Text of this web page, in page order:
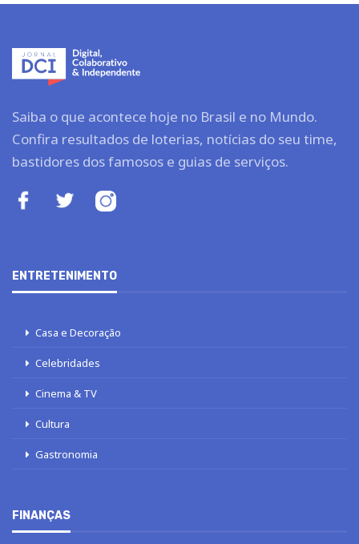
Saiba o que acontece hoje no Brasil e no Mundo.
Confira resultados de loterias, notícias do seu time,
bastidores dos famosos e guias de serviços.
ENTRETENIMENTO
Casa e Decoração
Celebridades
Cinema & TV
Cultura
Gastronomia
FINANÇAS